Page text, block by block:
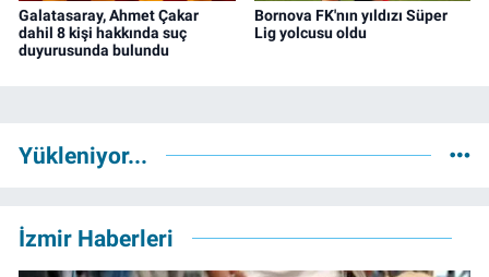
Galatasaray, Ahmet Çakar
dahil 8 kişi hakkında suç
duyurusunda bulundu
Bornova FK'nın yıldızı Süper
Lig yolcusu oldu
Yükleniyor...
İzmir Haberleri